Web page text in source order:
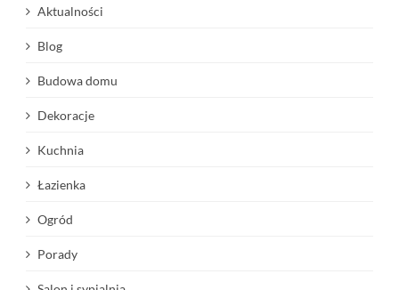
Aktualności
Blog
Budowa domu
Dekoracje
Kuchnia
Łazienka
Ogród
Porady